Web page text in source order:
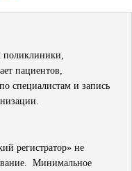
поликлиники,
пациентов,
специалистам и запись
регистратор» не
Минимальное